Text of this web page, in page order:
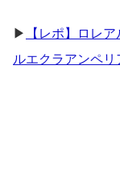
▶
【レポ】ロレ
ルエクラアンペリ